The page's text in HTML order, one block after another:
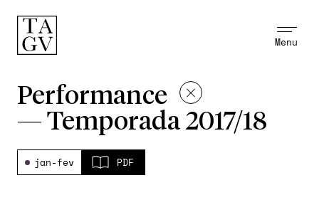
Menu
Performance
— Temporada 2017/18
jan-fev PDF